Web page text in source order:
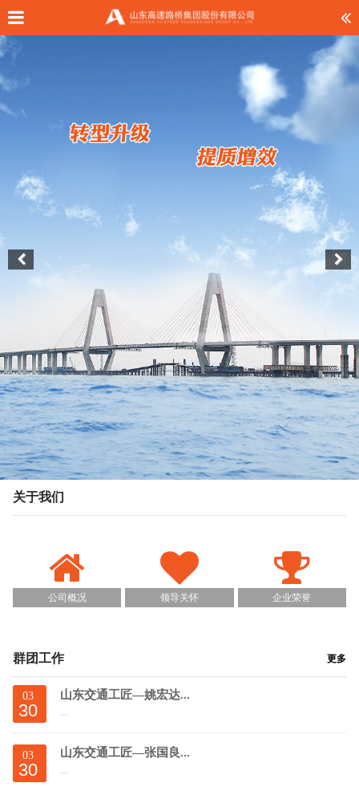
关于我们
公司概况 领导关怀 企业荣誉
群团工作 更多
03
30
山东交通工匠—姚宏达...
...
03
30
山东交通工匠—张国良...